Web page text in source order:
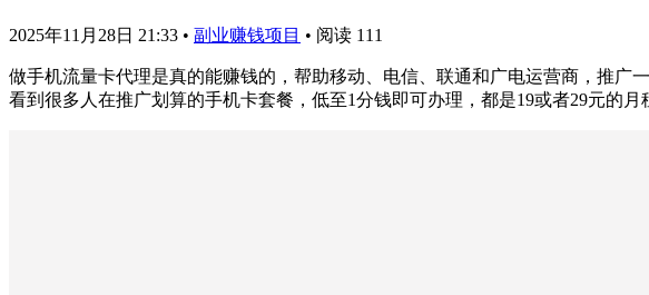
2025年11月28日 21:33 • 副业赚钱项目 • 阅读 111
做手机流量卡代理是真的能赚钱的，帮助移动、电信、联通和广电运营商，推广
看到很多人在推广划算的手机卡套餐，低至1分钱即可办理，都是19或者29元的